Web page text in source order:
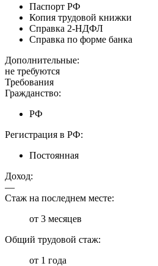
Паспорт РФ
Копия трудовой книжки
Справка 2-НДФЛ
Справка по форме банка
Дополнительные:
не требуются
Требования
Гражданство:
РФ
Регистрация в РФ:
Постоянная
Доход:
—
Стаж на последнем месте:
от 3 месяцев
Общий трудовой стаж:
от 1 года